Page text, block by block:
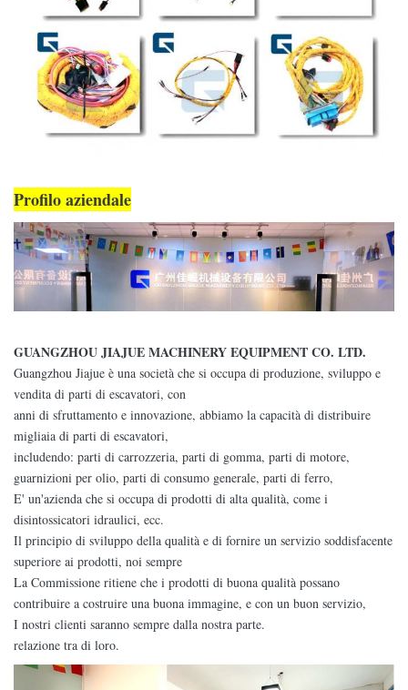
Profilo aziendale
GUANGZHOU JIAJUE MACHINERY EQUIPMENT CO. LTD.
Guangzhou Jiajue è una società che si occupa di produzione, sviluppo e
vendita di parti di escavatori, con
anni di sfruttamento e innovazione, abbiamo la capacità di distribuire
migliaia di parti di escavatori,
includendo: parti di carrozzeria, parti di gomma, parti di motore,
guarnizioni per olio, parti di consumo generale, parti di ferro,
E' un'azienda che si occupa di prodotti di alta qualità, come i
disintossicatori idraulici, ecc.
Il principio di sviluppo della qualità e di fornire un servizio soddisfacente
superiore ai prodotti, noi sempre
La Commissione ritiene che i prodotti di buona qualità possano
contribuire a costruire una buona immagine, e con un buon servizio,
I nostri clienti saranno sempre dalla nostra parte.
relazione tra di loro.